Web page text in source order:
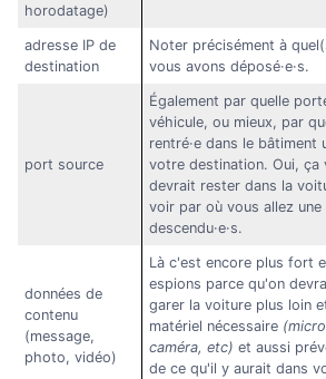
horodatage)
adresse IP de
destination
Noter précisément à
vous avons déposé·e·s.
port source
Également par quelle
véhicule, ou mieux, par
rentré·e dans le bâtiment
votre destination. Oui, ça
devrait rester dans la
voir par où vous allez
descendu·e·s.
données de
contenu
(message,
photo, vidéo)
Là c'est encore plus fort
espions parce qu'on
garer la voiture plus loin
matériel nécessaire
caméra, etc) et aussi
de ce qu'il y aurait dans